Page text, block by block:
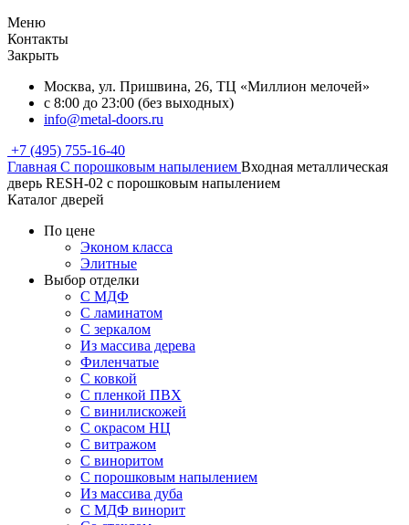
Меню
Контакты
Закрыть
Москва, ул. Пришвина, 26, ТЦ «Миллион мелочей»
с 8:00 до 23:00 (без выходных)
info@metal-doors.ru
+7 (495) 755-16-40
Главная С порошковым напылением Входная металлическая
дверь RESH-02 с порошковым напылением
Каталог дверей
По цене
Эконом класса
Элитные
Выбор отделки
С МДФ
С ламинатом
С зеркалом
Из массива дерева
Филенчатые
С ковкой
С пленкой ПВХ
С винилискожей
С окрасом НЦ
С витражом
С виноритом
С порошковым напылением
Из массива дуба
С МДФ винорит